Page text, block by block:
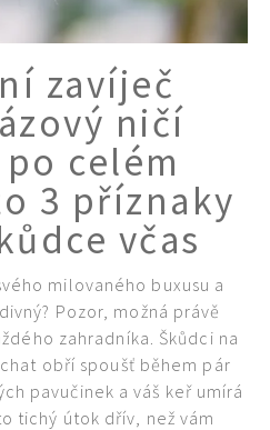
zavíječ
ničí
celém
3 příznaky
včas
milovaného buxusu a
Pozor, možná právě
zahradníka. Škůdci na
obří spoušť během pár
pavučinek a váš keř umírá
tichý útok dřív, než vám